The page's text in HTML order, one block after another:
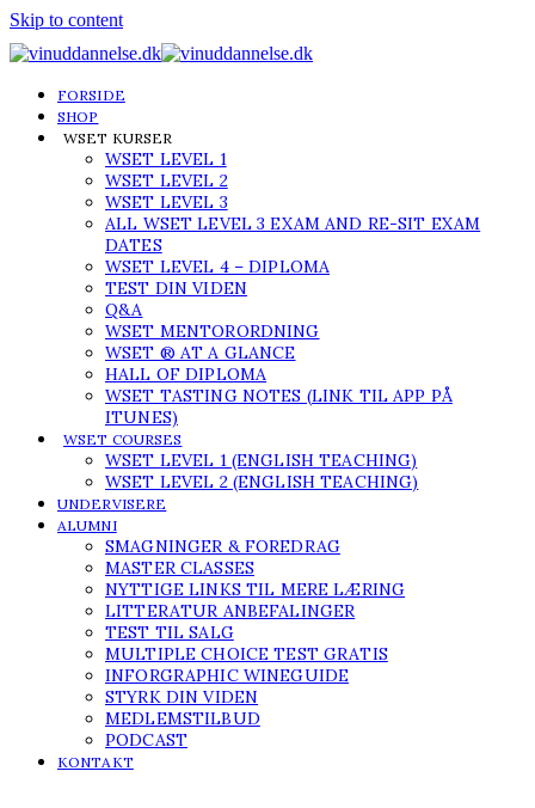
Skip to content
FORSIDE
SHOP
WSET KURSER
WSET LEVEL 1
WSET LEVEL 2
WSET LEVEL 3
ALL WSET LEVEL 3 EXAM AND RE-SIT EXAM
DATES
WSET LEVEL 4 – DIPLOMA
TEST DIN VIDEN
Q&A
WSET MENTORORDNING
WSET ® AT A GLANCE
HALL OF DIPLOMA
WSET TASTING NOTES (LINK TIL APP PÅ
ITUNES)
WSET COURSES
WSET LEVEL 1 (ENGLISH TEACHING)
WSET LEVEL 2 (ENGLISH TEACHING)
UNDERVISERE
ALUMNI
SMAGNINGER & FOREDRAG
MASTER CLASSES
NYTTIGE LINKS TIL MERE LÆRING
LITTERATUR ANBEFALINGER
TEST TIL SALG
MULTIPLE CHOICE TEST GRATIS
INFORGRAPHIC WINEGUIDE
STYRK DIN VIDEN
MEDLEMSTILBUD
PODCAST
KONTAKT